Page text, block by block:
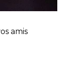
amis